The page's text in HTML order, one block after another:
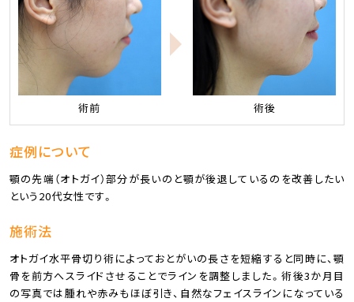
術前 術後
症例について
顎の先端（オトガイ）部分が長いのと顎が後退しているのを改善したい
という20代女性です。
施術法
オトガイ水平骨切り術によっておとがいの長さを短縮すると同時に、顎
骨を前方へスライドさせることでラインを調整しました。術後3か月目
の写真では腫れや赤みもほぼ引き、自然なフェイスラインになっている